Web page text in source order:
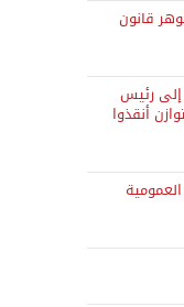
قانون
رئيس
أنقذوا